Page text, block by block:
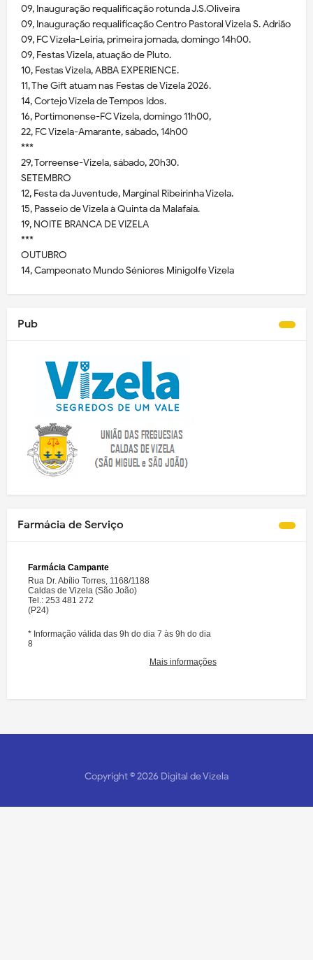
09, Inauguração requalificação rotunda J.S.Oliveira
09, Inauguração requalificação Centro Pastoral Vizela S. Adrião
09, FC Vizela-Leiria, primeira jornada, domingo 14h00.
09, Festas Vizela, atuação de Pluto.
10, Festas Vizela, ABBA EXPERIENCE.
11, The Gift atuam nas Festas de Vizela 2026.
14, Cortejo Vizela de Tempos Idos.
16, Portimonense-FC Vizela, domingo 11h00,
22, FC Vizela-Amarante, sábado, 14h00
***
29, Torreense-Vizela, sábado, 20h30.
SETEMBRO
12, Festa da Juventude, Marginal Ribeirinha Vizela.
15, Passeio de Vizela à Quinta da Malafaia.
19, NOITE BRANCA DE VIZELA
***
OUTUBRO
14, Campeonato Mundo Séniores Minigolfe Vizela
Pub
Farmácia de Serviço
Copyright ©2026 Digital de Vizela